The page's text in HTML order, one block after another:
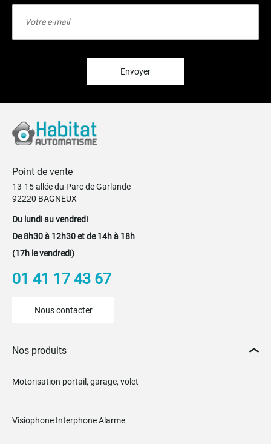
Envoyer
Point de vente
13-15 allée du Parc de Garlande
92220 BAGNEUX
Du lundi au vendredi
De 8h30 à 12h30 et de 14h à 18h
(17h le vendredi)
01 41 17 43 67
Nous contacter
Nos produits
Motorisation portail, garage, volet
Visiophone Interphone Alarme